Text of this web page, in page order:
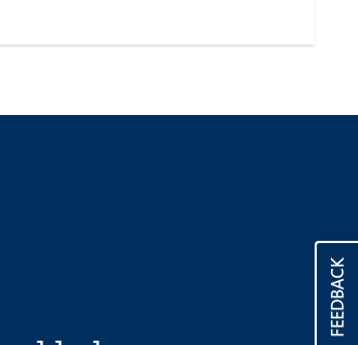
FEEDBACK